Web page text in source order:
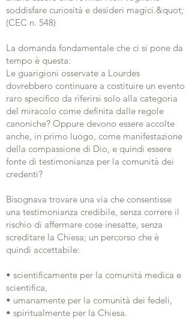
soddisfare curiosità e desideri magici.&quot;
(CEC n. 548)
La domanda fondamentale che ci si pone da
tempo è questa:
Le guarigioni osservate a Lourdes
dovrebbero continuare a costituire un evento
raro specifico da riferirsi solo alla categoria
del miracolo come definita dalle regole
canoniche? Oppure devono essere accolte
anche, in primo luogo, come manifestazione
della compassione di Dio, e quindi essere
fonte di testimonianza per la comunità dei
credenti?
Bisognava trovare una via che consentisse
una testimonianza credibile, senza correre il
rischio di affermare cose inesatte, senza
screditare la Chiesa; un percorso che è
quindi accettabile:
• scientificamente per la comunità medica e
scientifica,
• umanamente per la comunità dei fedeli,
• spiritualmente per la Chiesa.